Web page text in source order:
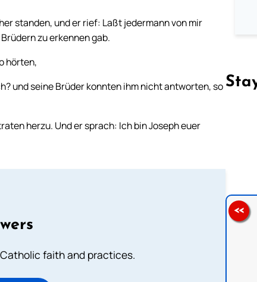
standen, und er rief: Laßt jedermann von mir
zu erkennen gab.
hörten,
und seine Brüder konnten ihm nicht antworten, so
herzu. Und er sprach: Ich bin Joseph euer
faith and practices.
<<